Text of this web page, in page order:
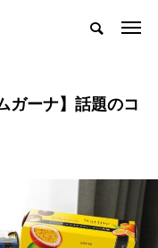
ガーナ】話題のコ